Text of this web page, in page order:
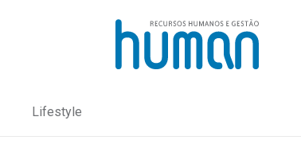
Lifestyle